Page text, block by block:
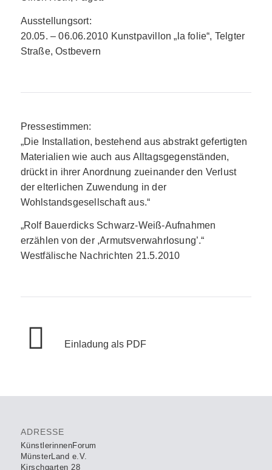
Ausstellungsort:
20.05. – 06.06.2010 Kunstpavillon „la folie“, Telgter
Straße, Ostbevern
Pressestimmen:
„Die Installation, bestehend aus abstrakt gefertigten
Materialien wie auch aus Alltagsgegenständen,
drückt in ihrer Anordnung zueinander den Verlust
der elterlichen Zuwendung in der
Wohlstandsgesellschaft aus.“
„Rolf Bauerdicks Schwarz-Weiß-Aufnahmen
erzählen von der ,Armutsverwahrlosung’.“
Westfälische Nachrichten 21.5.2010
Einladung als PDF
ADRESSE
KünstlerinnenForum
MünsterLand e.V.
Kirschgarten 28